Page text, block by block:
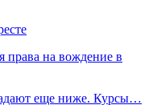
права на вождение в
еще ниже. Курсы…